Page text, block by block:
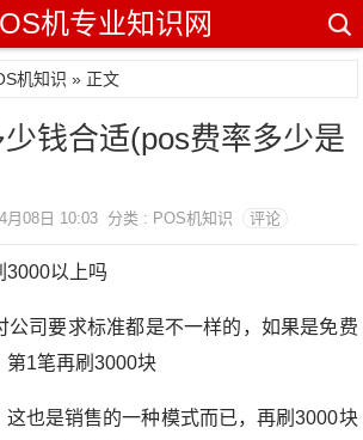
机专业知识网
机知识 » 正文
钱合适(pos费率多少是
月08日 10:03 分类 : POS机知识 评论
3000以上吗
公司要求标准都是不一样的，如果是免费
第1笔再刷3000块
也是销售的一种模式而已，再刷3000块